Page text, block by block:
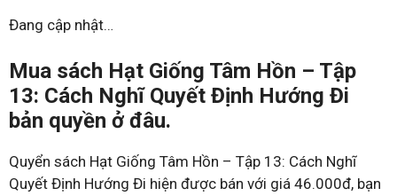
Đang cập nhật…
Mua sách Hạt Giống Tâm Hồn – Tập
13: Cách Nghĩ Quyết Định Hướng Đi
bản quyền ở đâu.
Quyển sách Hạt Giống Tâm Hồn – Tập 13: Cách Nghĩ
Quyết Định Hướng Đi hiện được bán với giá 46.000đ, bạn